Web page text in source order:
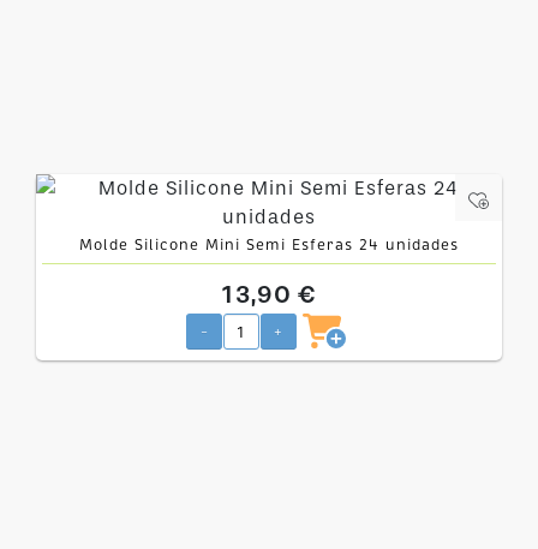
Molde Silicone Mini Semi Esferas 24 unidades
13,90 €
- +